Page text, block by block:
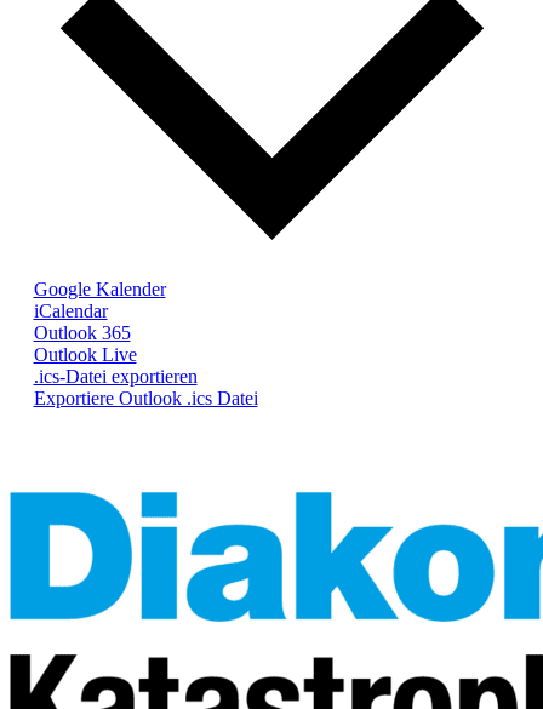
Google Kalender
iCalendar
Outlook 365
Outlook Live
.ics-Datei exportieren
Exportiere Outlook .ics Datei